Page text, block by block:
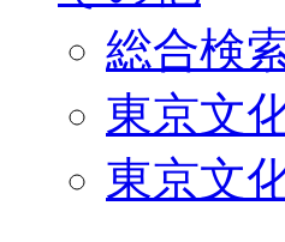
総合検
東京文
東京文